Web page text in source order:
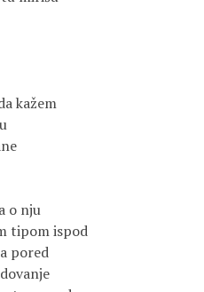
kažem
o nju
tipom ispod
pored